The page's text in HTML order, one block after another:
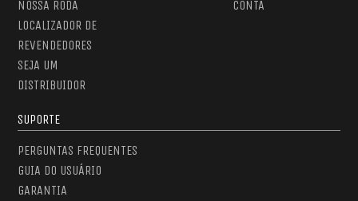
NOSSA RODA
LOCALIZADOR DE
REVENDEDORES
SEJA UM
DISTRIBUIDOR
CONTA
SUPORTE
PERGUNTAS FREQUENTES
GUIA DO USUÁRIO
GARANTIA